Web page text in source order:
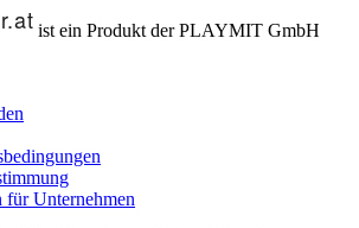
ist ein Produkt der PLAYMIT GmbH
für Unternehmen